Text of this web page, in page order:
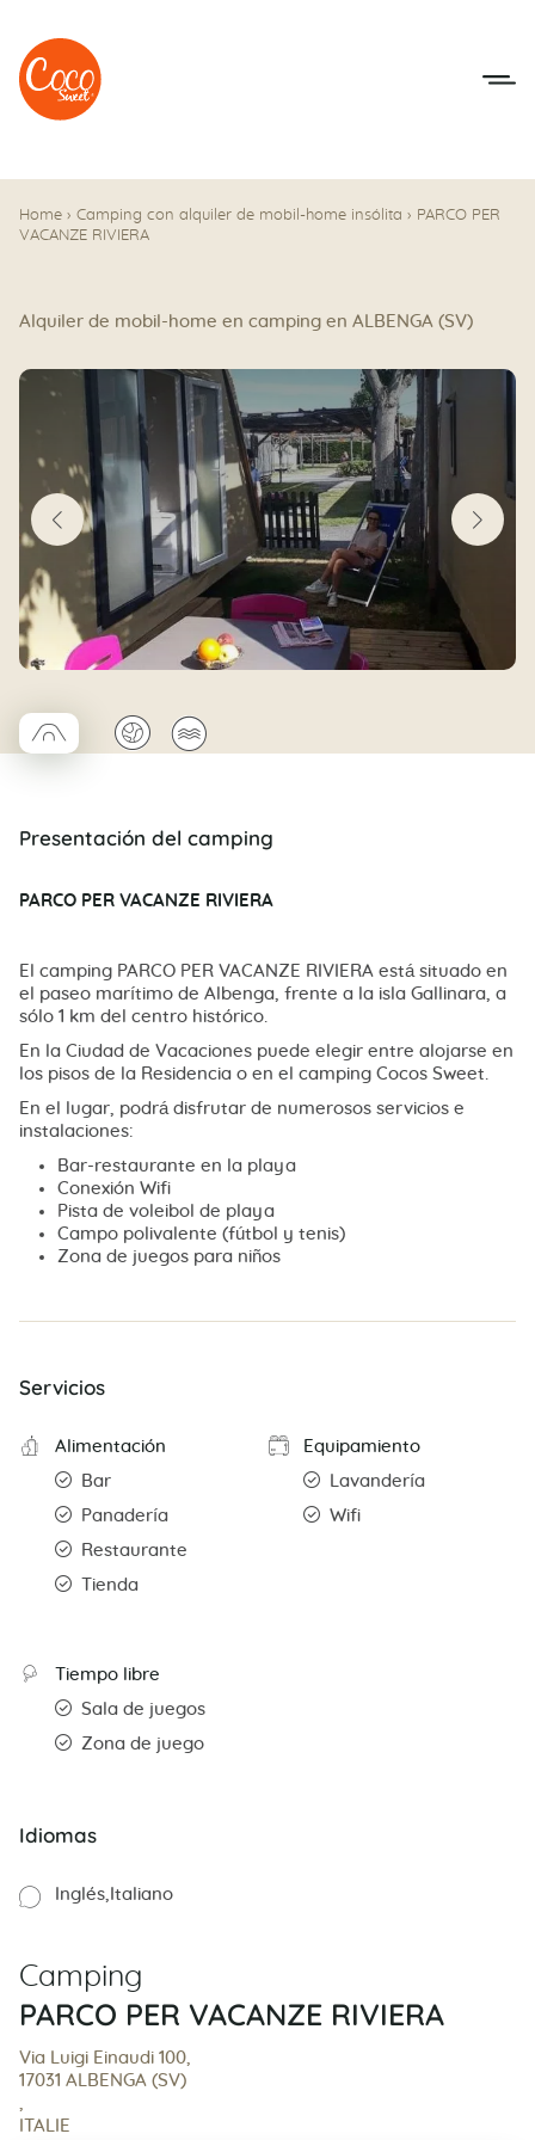
Ir al menú
Ir a los contenidos
Home › Camping con alquiler de mobil-home insólita › PARCO PER
VACANZE RIVIERA
Alquiler de mobil-home en camping en ALBENGA (SV)
□Coco trapèze
🌍 🌊
Presentación del camping
PARCO PER VACANZE RIVIERA
El camping PARCO PER VACANZE RIVIERA está situado en
el paseo marítimo de Albenga, frente a la isla Gallinara, a
sólo 1 km del centro histórico.
En la Ciudad de Vacaciones puede elegir entre alojarse en
los pisos de la Residencia o en el camping Cocos Sweet.
En el lugar, podrá disfrutar de numerosos servicios e
instalaciones:
Bar-restaurante en la playa
Conexión Wifi
Pista de voleibol de playa
Campo polivalente (fútbol y tenis)
Zona de juegos para niños
Servicios
Alimentación
Bar
Panadería
Restaurante
Tienda
Equipamiento
Lavandería
Wifi
Tiempo libre
Sala de juegos
Zona de juego
Idiomas
Inglés Italiano
Camping
PARCO PER VACANZE RIVIERA
Via Luigi Einaudi 100,
17031 ALBENGA (SV)
,
ITALIE